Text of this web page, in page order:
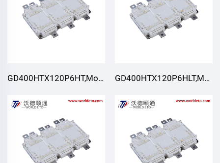
GD400HTX120P6HT,Modulo